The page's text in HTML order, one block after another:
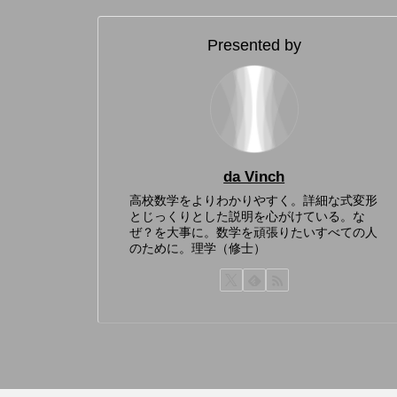
Presented by
da Vinch
高校数学をよりわかりやすく。詳細な式変形
とじっくりとした説明を心がけている。な
ぜ？を大事に。数学を頑張りたいすべての人
のために。理学（修士）